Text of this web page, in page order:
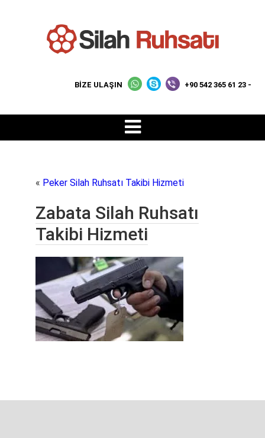
BİZE ULAŞIN +90 542 365 61 23 -
« Peker Silah Ruhsatı Takibi Hizmeti
Zabata Silah Ruhsatı
Takibi Hizmeti